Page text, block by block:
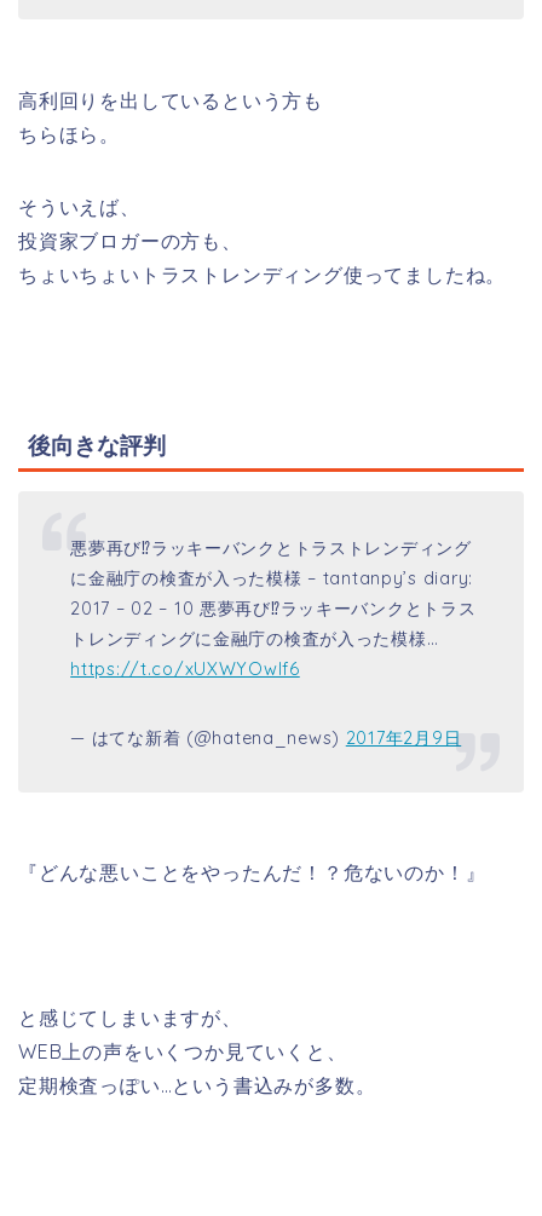
高利回りを出しているという方も
ちらほら。
そういえば、
投資家ブロガーの方も、
ちょいちょいトラストレンディング使ってましたね。
後向きな評判
悪夢再び⁉︎ラッキーバンクとトラストレンディング
に金融庁の検査が入った模様 – tantanpy’s diary:
2017 – 02 – 10 悪夢再び⁉︎ラッキーバンクとトラス
トレンディングに金融庁の検査が入った模様…
https://t.co/xUXWYOwlf6
— はてな新着 (@hatena_news) 2017年2月9日
『どんな悪いことをやったんだ！？危ないのか！』
と感じてしまいますが、
WEB上の声をいくつか見ていくと、
定期検査っぽい…という書込みが多数。